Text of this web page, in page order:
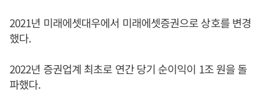
2021년 미래에셋대우에서 미래에셋증권으로 상호를 변경
했다.
2022년 증권업계 최초로 연간 당기 순이익이 1조 원을 돌
파했다.